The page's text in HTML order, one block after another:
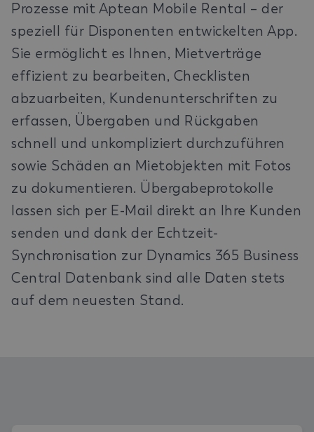
Prozesse mit Aptean Mobile Rental – der
speziell für Disponenten entwickelten App.
Sie ermöglicht es Ihnen, Mietverträge
effizient zu bearbeiten, Checklisten
abzuarbeiten, Kundenunterschriften zu
erfassen, Übergaben und Rückgaben
schnell und unkompliziert durchzuführen
sowie Schäden an Mietobjekten mit Fotos
zu dokumentieren. Übergabeprotokolle
lassen sich per E-Mail direkt an Ihre Kunden
senden und dank der Echtzeit-
Synchronisation zur Dynamics 365 Business
Central Datenbank sind alle Daten stets
auf dem neuesten Stand.